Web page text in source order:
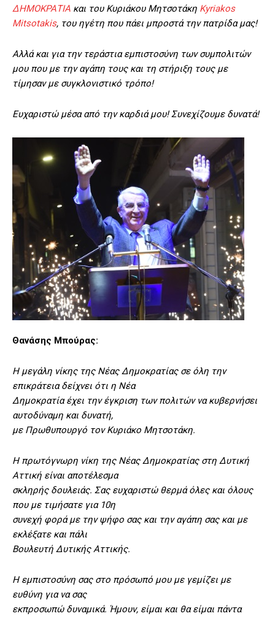
ΔΗΜΟΚΡΑΤΙΑ και του Κυριάκου Μητσοτάκη Kyriakos
Mitsotakis, του ηγέτη που πάει μπροστά την πατρίδα μας!
Αλλά και για την τεράστια εμπιστοσύνη των συμπολιτών
μου που με την αγάπη τους και τη στήριξη τους με
τίμησαν με συγκλονιστικό τρόπο!
Ευχαριστώ μέσα από την καρδιά μου! Συνεχίζουμε δυνατά!
Θανάσης Μπούρας:
Η μεγάλη νίκης της Νέας Δημοκρατίας σε όλη την
επικράτεια δείχνει ότι η Νέα
Δημοκρατία έχει την έγκριση των πολιτών να κυβερνήσει
αυτοδύναμη και δυνατή,
με Πρωθυπουργό τον Κυριάκο Μητσοτάκη.
Η πρωτόγνωρη νίκη της Νέας Δημοκρατίας στη Δυτική
Αττική είναι αποτέλεσμα
σκληρής δουλειάς. Σας ευχαριστώ θερμά όλες και όλους
που με τιμήσατε για 10η
συνεχή φορά με την ψήφο σας και την αγάπη σας και με
εκλέξατε και πάλι
Βουλευτή Δυτικής Αττικής.
Η εμπιστοσύνη σας στο πρόσωπό μου με γεμίζει με
ευθύνη για να σας
εκπροσωπώ δυναμικά. Ήμουν, είμαι και θα είμαι πάντα